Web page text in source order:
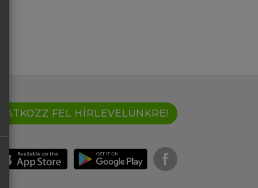
IRATKOZZ FEL HÍRLEVELÜNKRE!